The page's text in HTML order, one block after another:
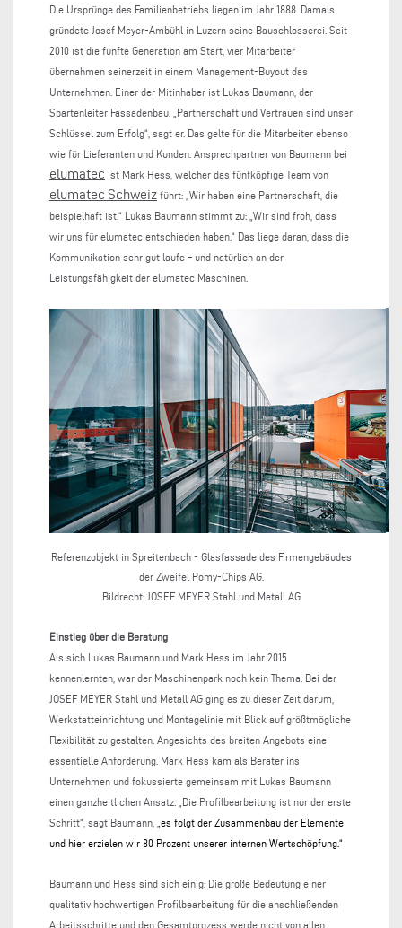
Die Ursprünge des Familienbetriebs liegen im Jahr 1888. Damals
gründete Josef Meyer-Ambühl in Luzern seine Bauschlosserei. Seit
2010 ist die fünfte Generation am Start, vier Mitarbeiter
übernahmen seinerzeit in einem Management-Buyout das
Unternehmen. Einer der Mitinhaber ist Lukas Baumann, der
Spartenleiter Fassadenbau. „Partnerschaft und Vertrauen sind unser
Schlüssel zum Erfolg“, sagt er. Das gelte für die Mitarbeiter ebenso
wie für Lieferanten und Kunden. Ansprechpartner von Baumann bei
elumatec ist Mark Hess, welcher das fünfköpfige Team von
elumatec Schweiz führt: „Wir haben eine Partnerschaft, die
beispielhaft ist.“ Lukas Baumann stimmt zu: „Wir sind froh, dass
wir uns für elumatec entschieden haben.“ Das liege daran, dass die
Kommunikation sehr gut laufe – und natürlich an der
Leistungsfähigkeit der elumatec Maschinen.
Referenzobjekt in Spreitenbach - Glasfassade des Firmengebäudes
der Zweifel Pomy-Chips AG.
Bildrecht: JOSEF MEYER Stahl und Metall AG
Einstieg über die Beratung
Als sich Lukas Baumann und Mark Hess im Jahr 2015
kennenlernten, war der Maschinenpark noch kein Thema. Bei der
JOSEF MEYER Stahl und Metall AG ging es zu dieser Zeit darum,
Werkstatteinrichtung und Montagelinie mit Blick auf größtmögliche
Flexibilität zu gestalten. Angesichts des breiten Angebots eine
essentielle Anforderung. Mark Hess kam als Berater ins
Unternehmen und fokussierte gemeinsam mit Lukas Baumann
einen ganzheitlichen Ansatz. „Die Profilbearbeitung ist nur der erste
Schritt“, sagt Baumann,
„es folgt der Zusammenbau der Elemente
und hier erzielen wir 80 Prozent unserer internen Wertschöpfung.“
Baumann und Hess sind sich einig: Die große Bedeutung einer
qualitativ hochwertigen Profilbearbeitung für die anschließenden
Arbeitsschritte und den Gesamtprozess werde nicht von allen